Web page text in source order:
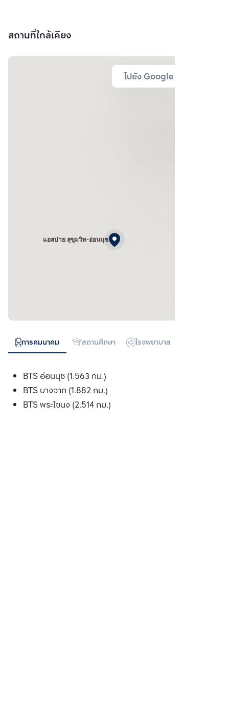
สถานที่ใกล้เคียง
ไปยัง Google Map
แอสปาย สุขุมวิท-อ่อนนุช
การคมนาคม สถานศึกษา โรงพยาบาล
BTS อ่อนนุช (1.563 กม.)
BTS บางจาก (1.882 กม.)
BTS พระโขนง (2.514 กม.)